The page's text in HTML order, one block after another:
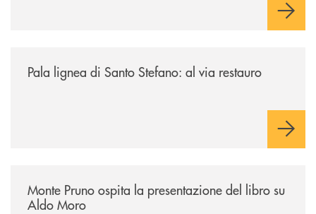
Pala lignea di Santo Stefano: al via restauro
Monte Pruno ospita la presentazione del libro su
Aldo Moro